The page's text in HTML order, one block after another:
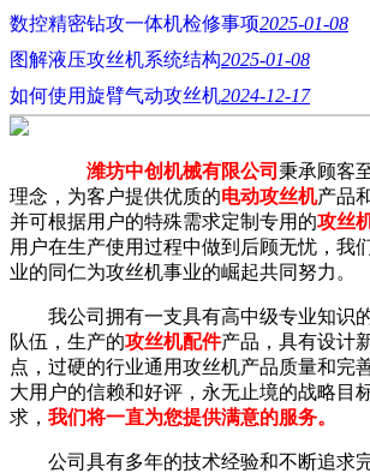
数控精密钻攻一体机检修事项2025-01-08
图解液压攻丝机系统结构2025-01-08
如何使用旋臂气动攻丝机2024-12-17
潍坊中创机械有限公司 秉承顾客
理念，为客户提供优质的电动攻丝机产品
并可根据用户的特殊需求定制专用的攻丝
用户在生产使用过程中做到后顾无忧，我
业的同仁为攻丝机事业的崛起共同努力。
我公司拥有一支具有高中级专业知识
队伍，生产的攻丝机配件产品，具有设计
点，过硬的行业通用攻丝机产品质量和完
大用户的信赖和好评，永无止境的战略目
求， 我们将一直为您提供满意的服务。
公司具有多年的技术经验和不断追求完